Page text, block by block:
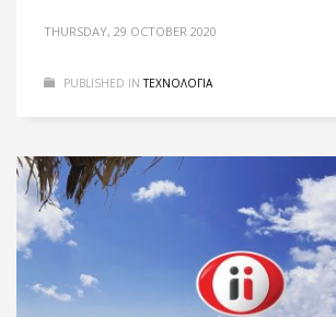
THURSDAY, 29 OCTOBER 2020
PUBLISHED IN ΤΕΧΝΟΛΟΓΙΑ